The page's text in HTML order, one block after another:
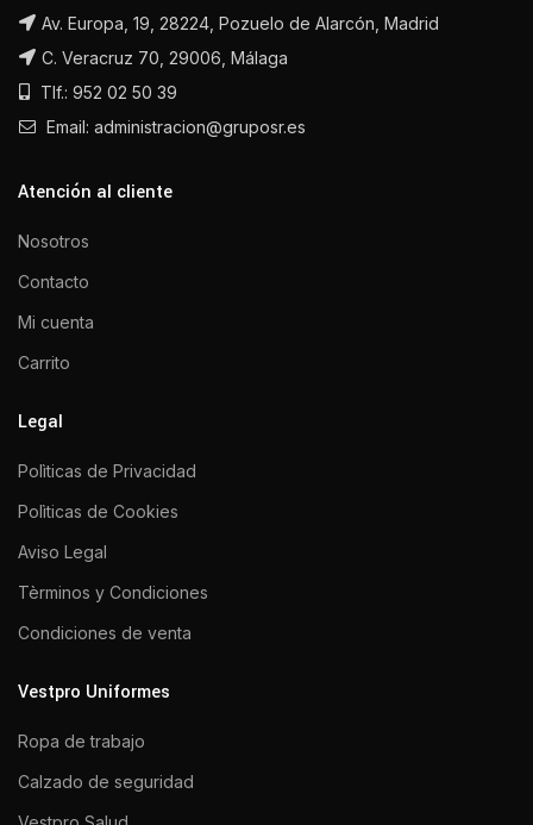
Av. Europa, 19, 28224, Pozuelo de Alarcón, Madrid
C. Veracruz 70, 29006, Málaga
Tlf.: 952 02 50 39
Email: administracion@gruposr.es
Atención al cliente
Nosotros
Contacto
Mi cuenta
Carrito
Legal
Polìticas de Privacidad
Polìticas de Cookies
Aviso Legal
Tèrminos y Condiciones
Condiciones de venta
Vestpro Uniformes
Ropa de trabajo
Calzado de seguridad